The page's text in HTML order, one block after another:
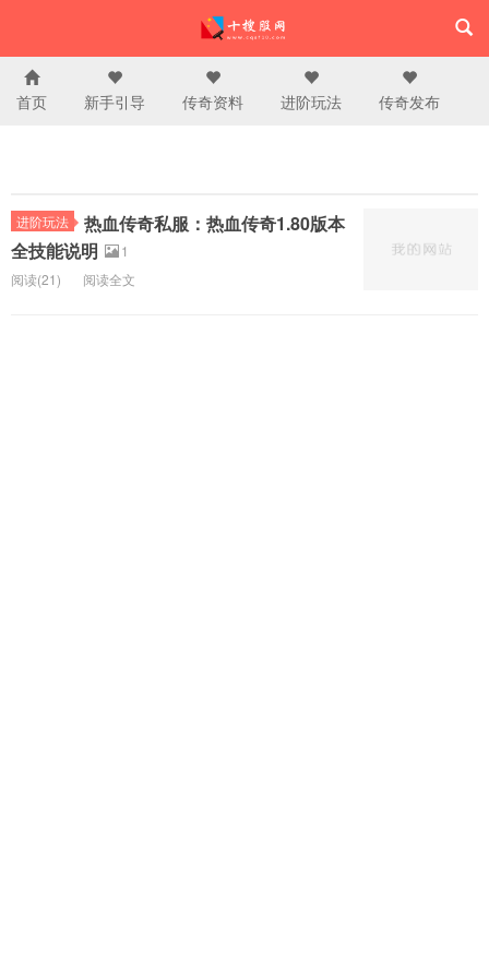
首页 新手引导 传奇资料 进阶玩法 传奇发布
进阶玩法
热血传奇私服：热血传奇1.80版本
全技能说明
1
阅读(21)
阅读全文